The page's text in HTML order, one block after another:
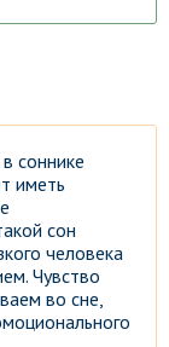
соннике
иметь
сон
человека
Чувство
во сне,